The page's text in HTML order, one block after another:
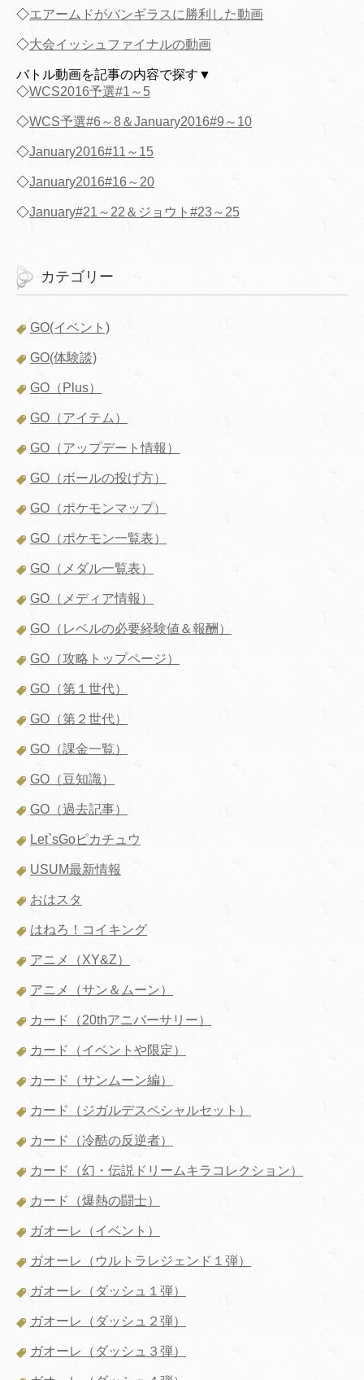
◇エアームドがバンギラスに勝利した動画
◇大会イッシュファイナルの動画
バトル動画を記事の内容で探す▼
◇WCS2016予選#1～5
◇WCS予選#6～8＆January2016#9～10
◇January2016#11～15
◇January2016#16～20
◇January#21～22＆ジョウト#23～25
カテゴリー
GO(イベント)
GO(体験談)
GO（Plus）
GO（アイテム）
GO（アップデート情報）
GO（ボールの投げ方）
GO（ポケモンマップ）
GO（ポケモン一覧表）
GO（メダル一覧表）
GO（メディア情報）
GO（レベルの必要経験値＆報酬）
GO（攻略トップページ）
GO（第１世代）
GO（第２世代）
GO（課金一覧）
GO（豆知識）
GO（過去記事）
Let`sGoピカチュウ
USUM最新情報
おはスタ
はねろ！コイキング
アニメ（XY&Z）
アニメ（サン＆ムーン）
カード（20thアニバーサリー）
カード（イベントや限定）
カード（サンムーン編）
カード（ジガルデスペシャルセット）
カード（冷酷の反逆者）
カード（幻・伝説ドリームキラコレクション）
カード（爆熱の闘士）
ガオーレ（イベント）
ガオーレ（ウルトラレジェンド１弾）
ガオーレ（ダッシュ１弾）
ガオーレ（ダッシュ２弾）
ガオーレ（ダッシュ３弾）